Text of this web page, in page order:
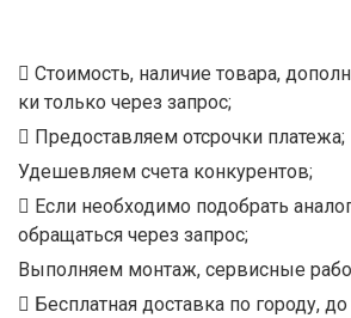
Стоимость, наличие товара,
ки только через запрос;
Предоставляем отсрочки платежа;
Удешевляем счета конкурентов;
Если необходимо подобрать
обращаться через запрос;
Выполняем монтаж, сервисные
Бесплатная доставка по городу,